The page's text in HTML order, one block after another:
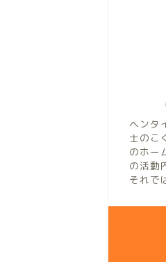
ヘンタ
士のこ
のホー
の活動
それで